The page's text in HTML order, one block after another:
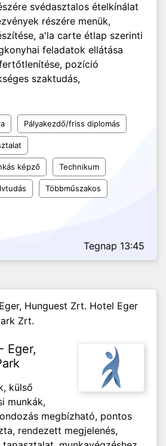
svédasztalos ételkínálat
részére menük,
a'la carte étlap szerinti
feladatok ellátása
pozíció
szaktudás,
Pályakezdő/friss diplomás
képző Technikum
Többműszakos
Tegnap 13:45
Eger, Hunguest Zrt. Hotel Eger
Zrt.
Eger,
külső
munkák,
megbízható, pontos
rendezett megjelenés,